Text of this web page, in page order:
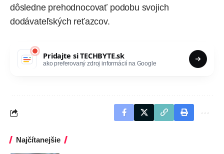
dôsledne prehodnocovať podobu svojich
dodávateľských reťazcov.
Pridajte siTECHBYTE.sk
ako preferovaný zdroj informácií na Google
Najčítanejšie